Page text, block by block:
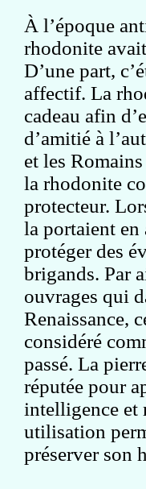
À l’époque
rhodonite
D’une part,
affectif. La
cadeau afin
d’amitié à
et les
la rhodonite
protecteur.
la portaient en
protéger des
brigands. Par
ouvrages qui
Renaissance,
considéré
passé. La
réputée pour
intelligence et
utilisation
préserver son